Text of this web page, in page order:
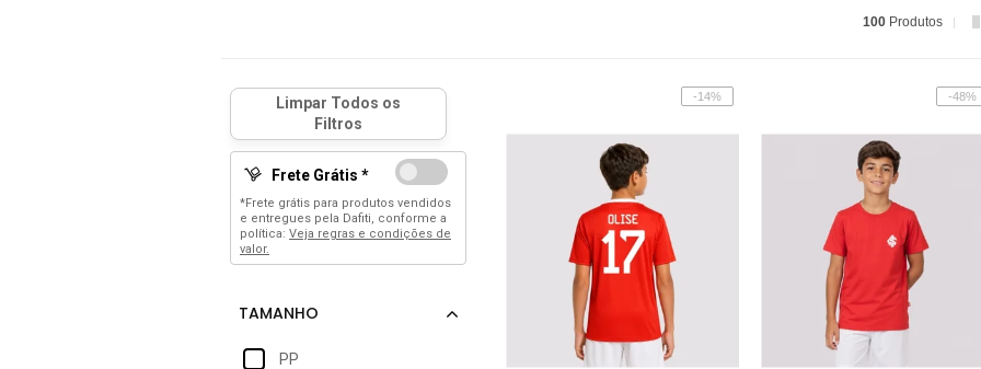
100 Produtos
Frete Grátis *
*Frete grátis para produtos vendidos
e entregues pela Dafiti, conforme a
política: Veja regras e condições de
valor.
PP
-14% -48%